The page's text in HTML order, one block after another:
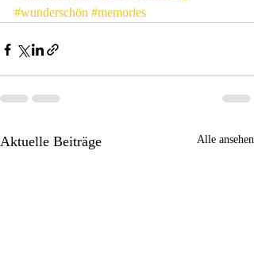
#wunderschön #memories
Aktuelle Beiträge Alle ansehen